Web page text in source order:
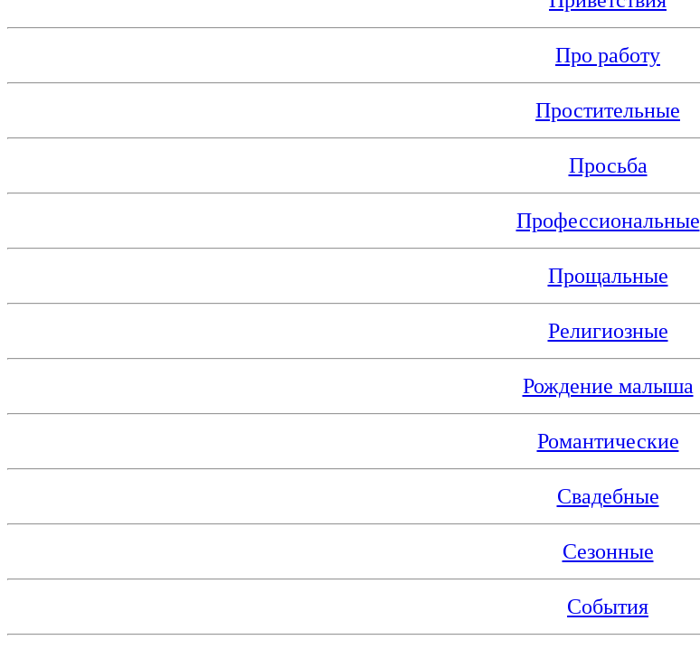
Про работу
Простительные
Просьба
Профессиональные
Прощальные
Религиозные
Рождение малыша
Романтические
Свадебные
Сезонные
События